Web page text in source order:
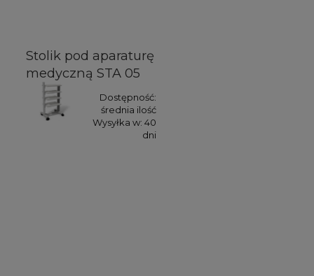
Stolik pod aparaturę
medyczną STA 05
Dostępność:
średnia ilość
Wysyłka w: 40
dni